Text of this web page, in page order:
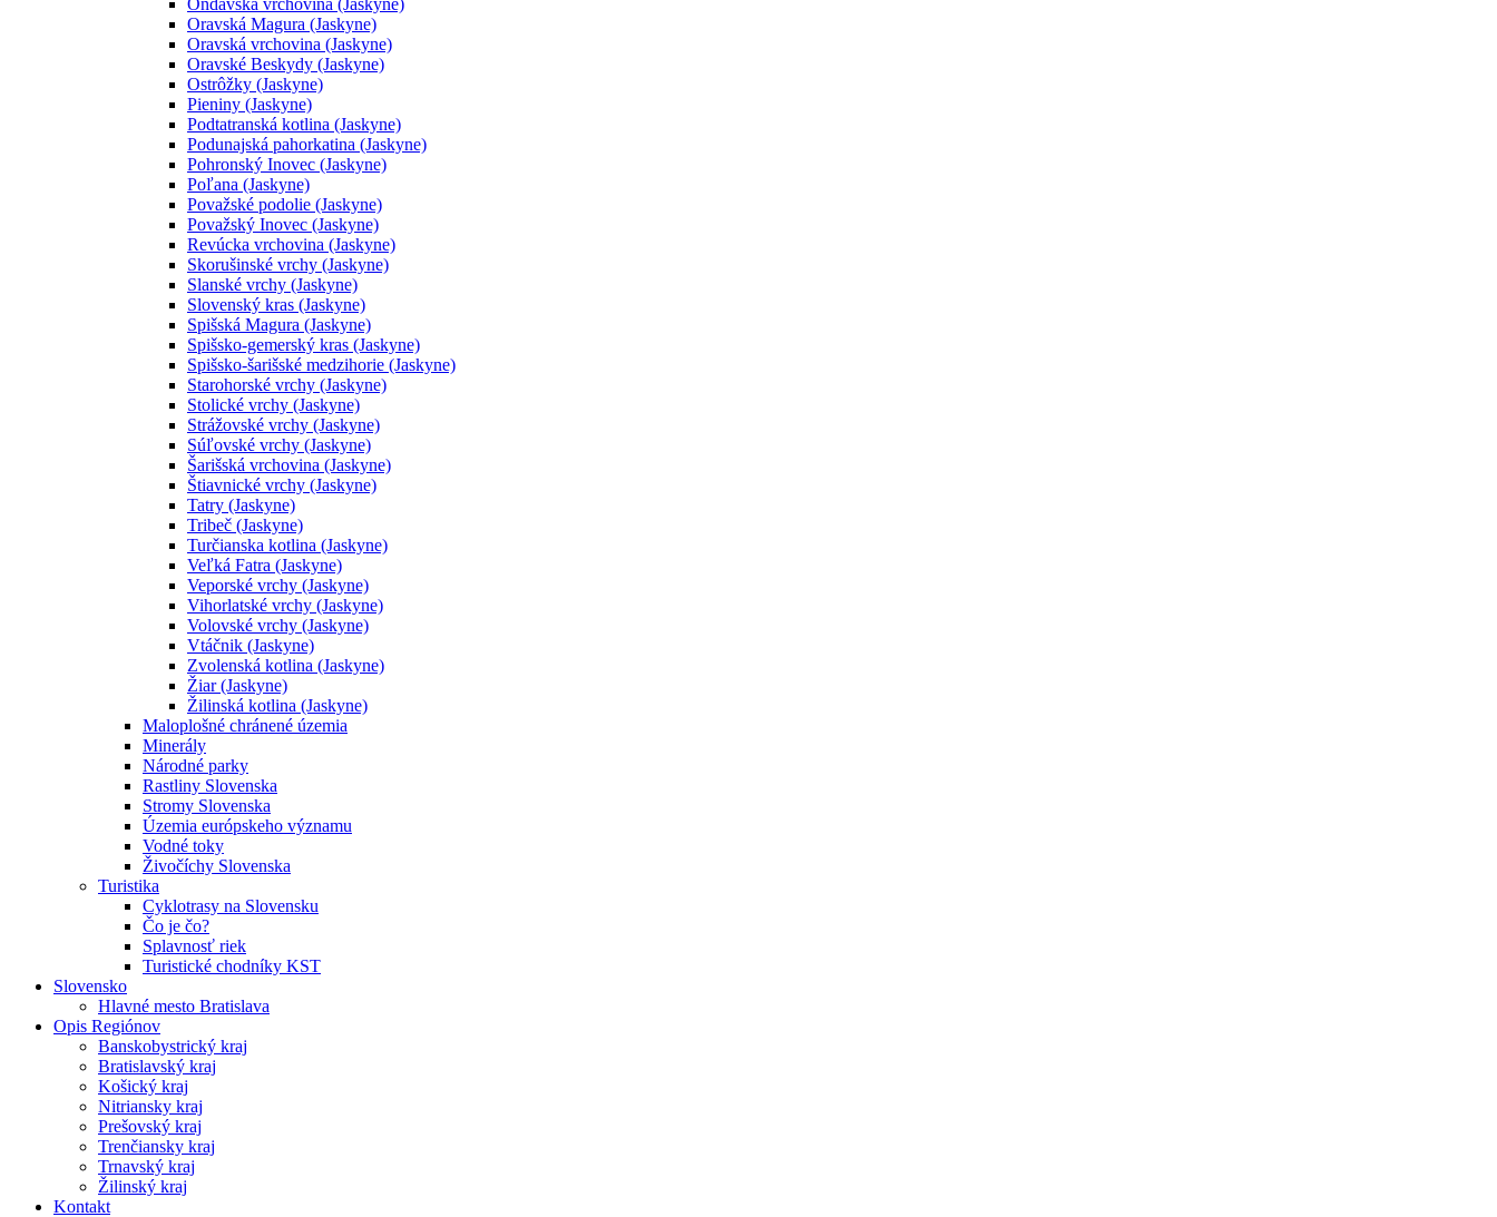
Oravská Magura (Jaskyne)
Oravská vrchovina (Jaskyne)
Oravské Beskydy (Jaskyne)
Ostrôžky (Jaskyne)
Pieniny (Jaskyne)
Podtatranská kotlina (Jaskyne)
Podunajská pahorkatina (Jaskyne)
Pohronský Inovec (Jaskyne)
Poľana (Jaskyne)
Považské podolie (Jaskyne)
Považský Inovec (Jaskyne)
Revúcka vrchovina (Jaskyne)
Skorušinské vrchy (Jaskyne)
Slanské vrchy (Jaskyne)
Slovenský kras (Jaskyne)
Spišská Magura (Jaskyne)
Spišsko-gemerský kras (Jaskyne)
Spišsko-šarišské medzihorie (Jaskyne)
Starohorské vrchy (Jaskyne)
Stolické vrchy (Jaskyne)
Strážovské vrchy (Jaskyne)
Súľovské vrchy (Jaskyne)
Šarišská vrchovina (Jaskyne)
Štiavnické vrchy (Jaskyne)
Tatry (Jaskyne)
Tribeč (Jaskyne)
Turčianska kotlina (Jaskyne)
Veľká Fatra (Jaskyne)
Veporské vrchy (Jaskyne)
Vihorlatské vrchy (Jaskyne)
Volovské vrchy (Jaskyne)
Vtáčnik (Jaskyne)
Zvolenská kotlina (Jaskyne)
Žiar (Jaskyne)
Žilinská kotlina (Jaskyne)
Maloplošné chránené územia
Minerály
Národné parky
Rastliny Slovenska
Stromy Slovenska
Územia európskeho významu
Vodné toky
Živočíchy Slovenska
Turistika
Cyklotrasy na Slovensku
Čo je čo?
Splavnosť riek
Turistické chodníky KST
Slovensko
Hlavné mesto Bratislava
Opis Regiónov
Banskobystrický kraj
Bratislavský kraj
Košický kraj
Nitriansky kraj
Prešovský kraj
Trenčiansky kraj
Trnavský kraj
Žilinský kraj
Kontakt